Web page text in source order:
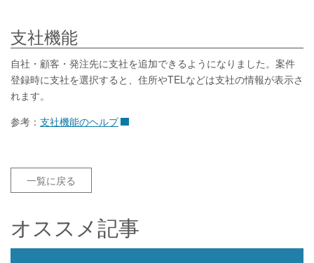
支社機能
自社・顧客・発注先に支社を追加できるようになりました。案件
登録時に支社を選択すると、住所やTELなどは支社の情報が表示さ
れます。
参考： 支社機能のヘルプ
一覧に戻る
オススメ記事